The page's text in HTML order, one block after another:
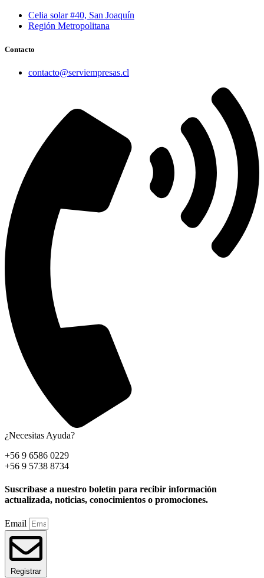
Celia solar #40, San Joaquín
Región Metropolitana
Contacto
contacto@serviempresas.cl
¿Necesitas Ayuda?
+56 9 6586 0229
+56 9 5738 8734
Suscríbase a nuestro boletín para recibir información
actualizada, noticias, conocimientos o promociones.
Email
Registrar